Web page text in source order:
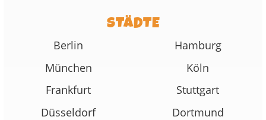
STÄDTE
Berlin
Hamburg
München
Köln
Frankfurt
Stuttgart
Düsseldorf
Dortmund